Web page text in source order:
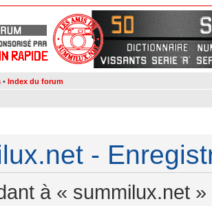
• Index du forum
-
à « summilux.net